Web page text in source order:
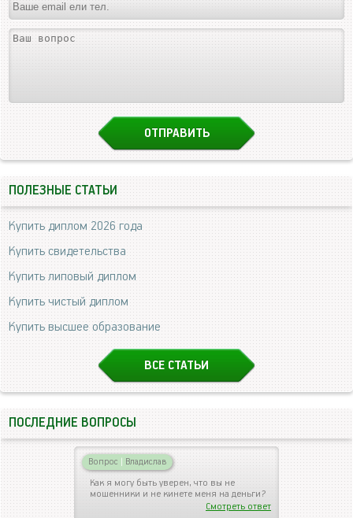
ПОЛЕЗНЫЕ СТАТЬИ
Купить диплом 2026 года
Купить свидетельства
Купить липовый диплом
Купить чистый диплом
Купить высшее образование
ВСЕ СТАТЬИ
ПОСЛЕДНИЕ ВОПРОСЫ
Вопрос | Владислав
Как я могу быть уверен, что вы не
мошенники и не кинете меня на деньги?
Смотреть ответ